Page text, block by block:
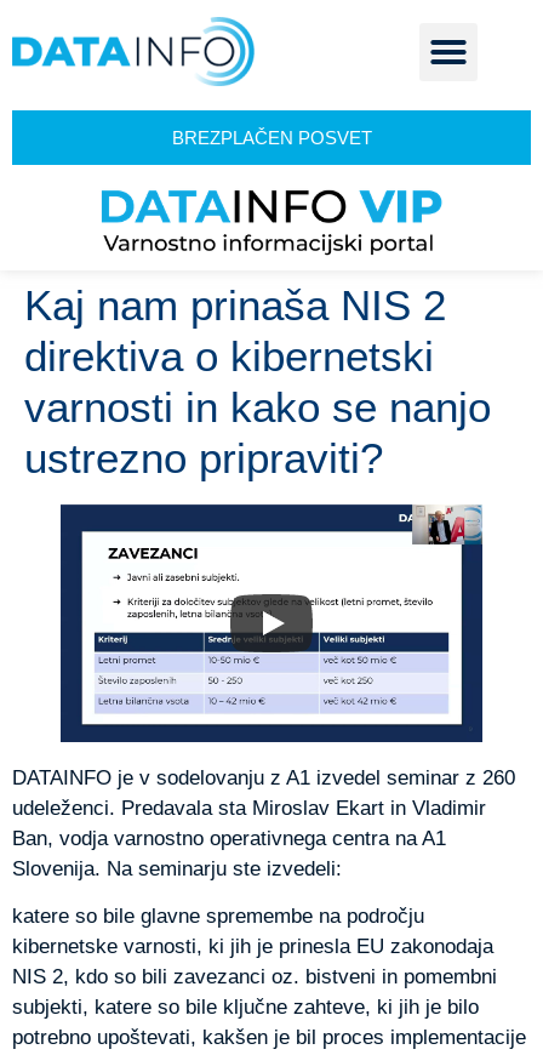
BREZPLAČEN POSVET
Kaj nam prinaša NIS 2
direktiva o kibernetski
varnosti in kako se nanjo
ustrezno pripraviti?
DATAINFO je v sodelovanju z A1 izvedel seminar z 260
udeleženci. Predavala sta Miroslav Ekart in Vladimir
Ban, vodja varnostno operativnega centra na A1
Slovenija. Na seminarju ste izvedeli:
katere so bile glavne spremembe na področju
kibernetske varnosti, ki jih je prinesla EU zakonodaja
NIS 2, kdo so bili zavezanci oz. bistveni in pomembni
subjekti, katere so bile ključne zahteve, ki jih je bilo
potrebno upoštevati, kakšen je bil proces implementacije